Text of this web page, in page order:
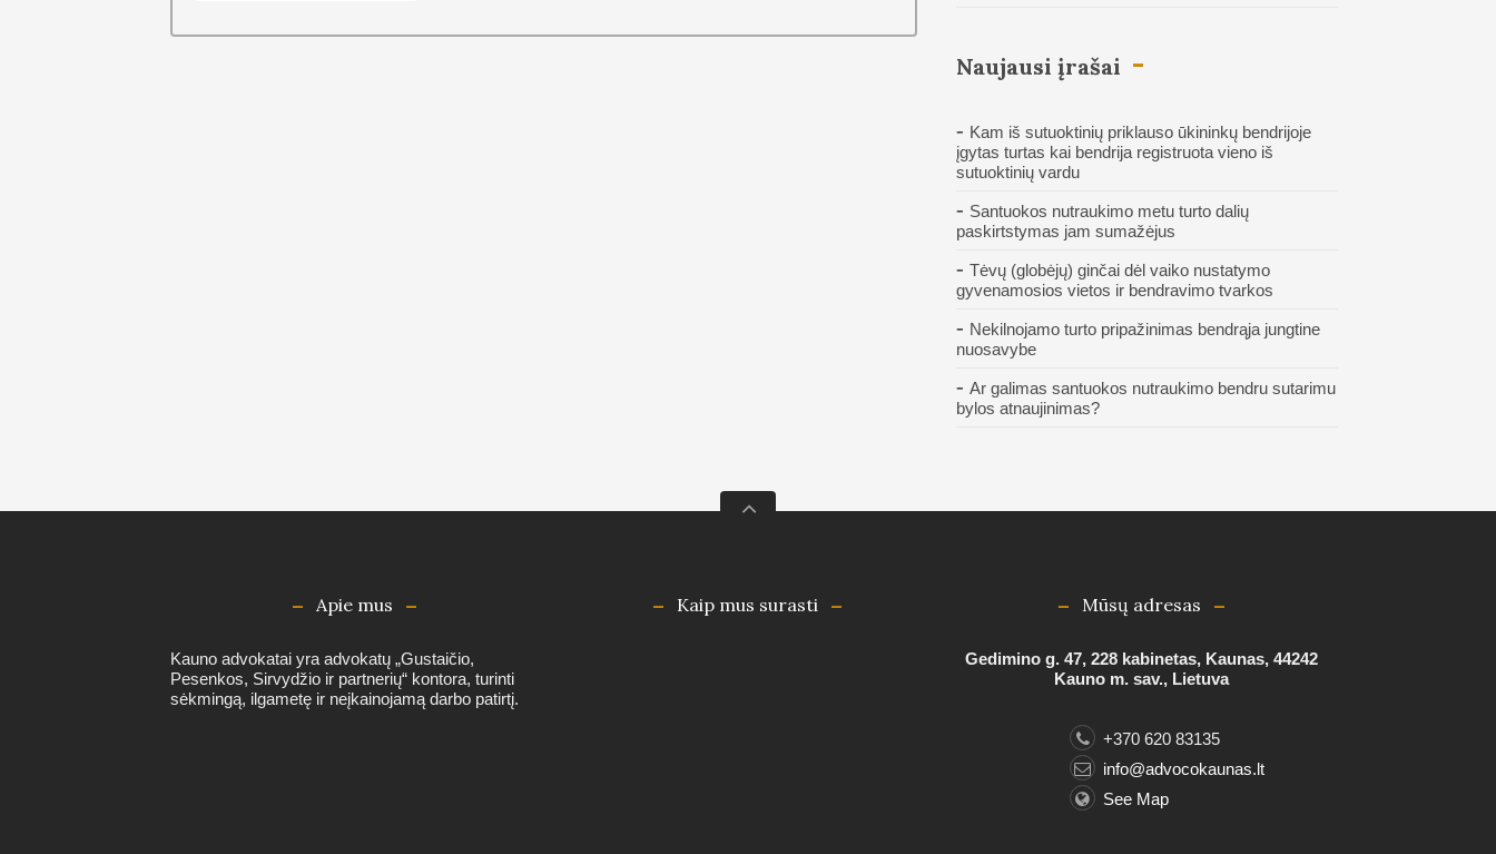
Naujausi įrašai
Kam iš sutuoktinių priklauso ūkininkų bendrijoje
įgytas turtas kai bendrija registruota vieno iš
sutuoktinių vardu
Santuokos nutraukimo metu turto dalių
paskirtstymas jam sumažėjus
Tėvų (globėjų) ginčai dėl vaiko nustatymo
gyvenamosios vietos ir bendravimo tvarkos
Nekilnojamo turto pripažinimas bendrąja jungtine
nuosavybe
Ar galimas santuokos nutraukimo bendru sutarimu
bylos atnaujinimas?
Apie mus
Kauno advokatai yra advokatų „Gustaičio,
Pesenkos, Sirvydžio ir partnerių“ kontora, turinti
sėkmingą, ilgametę ir neįkainojamą darbo patirtį.
Kaip mus surasti Mūsų adresas
Gedimino g. 47, 228 kabinetas, Kaunas, 44242
Kauno m. sav., Lietuva
+370 620 83135
info@advocokaunas.lt
See Map